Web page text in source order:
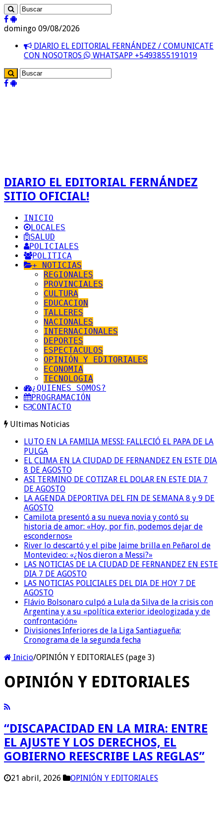
domingo 09/08/2026
DIARIO EL EDITORIAL FERNÁNDEZ / COMUNICATE
CON NOSOTROS
WHATSAPP +5493855191019
DIARIO EL EDITORIAL FERNÁNDEZ
SITIO OFICIAL!
INICIO
LOCALES
SALUD
POLICIALES
POLITICA
+ NOTICIAS
REGIONALES
PROVINCIALES
CULTURA
EDUCACION
TALLERES
NACIONALES
INTERNACIONALES
DEPORTES
ESPECTACULOS
OPINIÓN Y EDITORIALES
ECONOMIA
TECNOLOGIA
¿QUIENES SOMOS?
PROGRAMACIÓN
CONTACTO
Ultimas Noticias
LUTO EN LA FAMILIA MESSI: FALLECIÓ EL PAPA DE LA
PULGA
EL CLIMA EN LA CIUDAD DE FERNANDEZ EN ESTE DIA
8 DE AGOSTO
ASI TERMINO DE COTIZAR EL DOLAR EN ESTE DIA 7
DE AGOSTO
LA AGENDA DEPORTIVA DEL FIN DE SEMANA 8 y 9 DE
AGOSTO
Camilota presentó a su nueva novia y contó su
historia de amor: «Hoy, por fin, podemos dejar de
escondernos»
River lo descartó y el pibe Jaime brilla en Peñarol de
Montevideo: «¿Nos dieron a Messi?»
LAS NOTICIAS DE LA CIUDAD DE FERNANDEZ EN ESTE
DIA 7 DE AGOSTO
LAS NOTICIAS POLICIALES DEL DIA DE HOY 7 DE
AGOSTO
Flávio Bolsonaro culpó a Lula da Silva de la crisis con
Argentina y a su «política exterior ideologizada y de
confrontación»
Divisiones Inferiores de la Liga Santiagueña:
Cronograma de la segunda fecha
Inicio/OPINIÓN Y EDITORIALES (page 3)
OPINIÓN Y EDITORIALES
“DISCAPACIDAD EN LA MIRA: ENTRE
EL AJUSTE Y LOS DERECHOS, EL
GOBIERNO REESCRIBE LAS REGLAS”
21 abril, 2026 OPINIÓN Y EDITORIALES